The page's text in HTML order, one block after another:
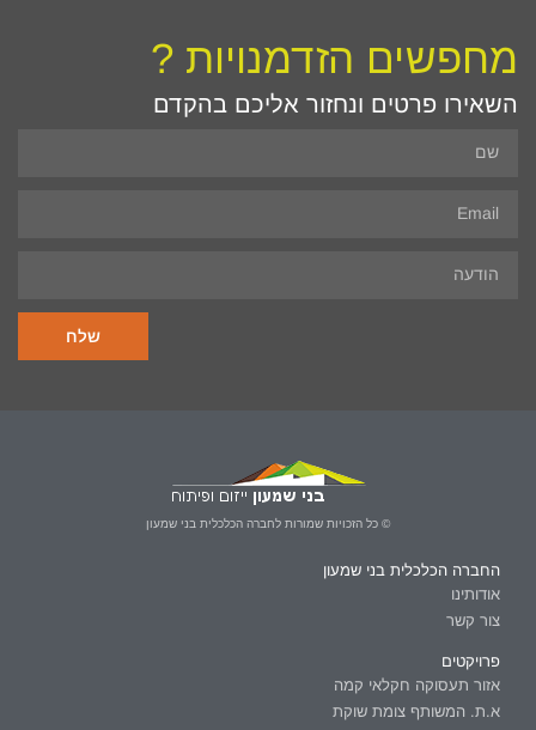
מחפשים הזדמנויות ?
השאירו פרטים ונחזור אליכם בהקדם
שלח
© כל הזכויות שמורות לחברה הכלכלית בני שמעון
החברה הכלכלית בני שמעון
אודותינו
צור קשר
פרויקטים
אזור תעסוקה חקלאי קמה
א.ת. המשותף צומת שוקת